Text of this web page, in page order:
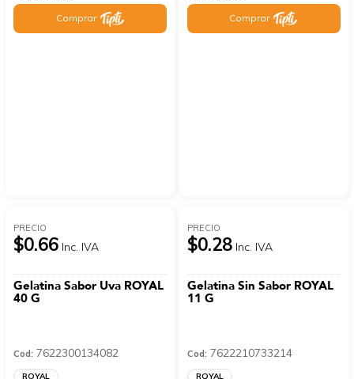
Comprar Comprar
PRECIO
$0.66 Inc. IVA
Gelatina Sabor Uva ROYAL
40 G
Cod: 7622300134082
ROYAL
PRECIO
$0.28 Inc. IVA
Gelatina Sin Sabor ROYAL
11 G
Cod: 7622210733214
ROYAL